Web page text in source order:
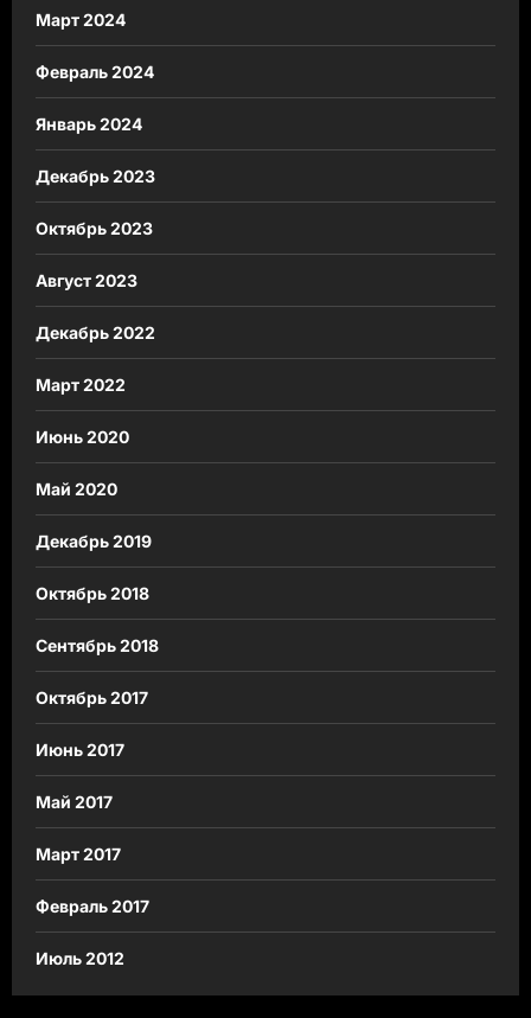
Март 2024
Февраль 2024
Январь 2024
Декабрь 2023
Октябрь 2023
Август 2023
Декабрь 2022
Март 2022
Июнь 2020
Май 2020
Декабрь 2019
Октябрь 2018
Сентябрь 2018
Октябрь 2017
Июнь 2017
Май 2017
Март 2017
Февраль 2017
Июль 2012